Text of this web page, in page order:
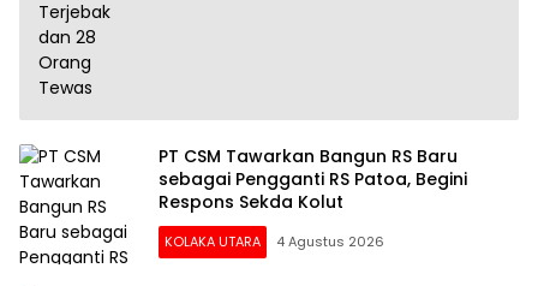
PT CSM Tawarkan Bangun RS Baru
sebagai Pengganti RS Patoa, Begini
Respons Sekda Kolut
KOLAKA UTARA 4 Agustus 2026